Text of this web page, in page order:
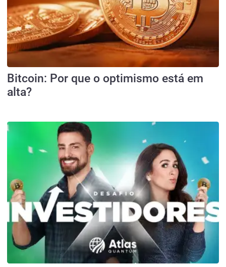
Bitcoin: Por que o optimismo está em
alta?